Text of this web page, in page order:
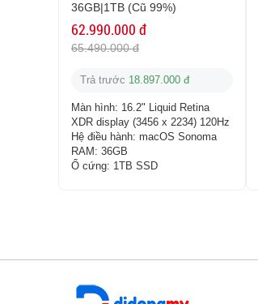
36GB|1TB (Cũ 99%)
62.990.000 đ
65.490.000 đ
Trả trước 18.897.000 đ
Màn hình: 16.2" Liquid Retina
XDR display (3456 x 2234) 120Hz
Hệ điều hành: macOS Sonoma
RAM: 36GB
Ổ cứng: 1TB SSD